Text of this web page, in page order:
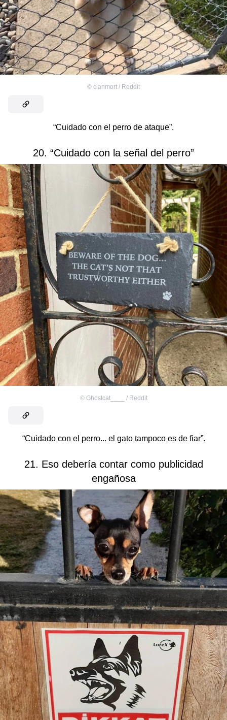
© cianmort / Reddit
“Cuidado con el perro de ataque”.
20. “Cuidado con la señal del perro”
© Ghostcat____ / Reddit
“Cuidado con el perro... el gato tampoco es de fiar”.
21. Eso debería contar como publicidad
engañosa